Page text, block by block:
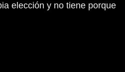
elección y no tiene porque